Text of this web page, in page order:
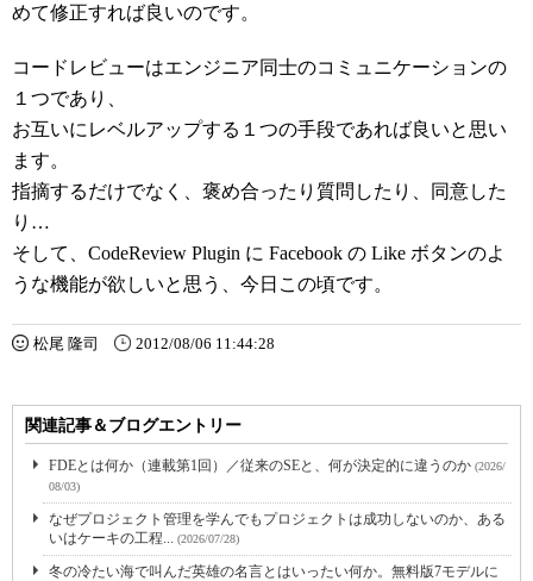
めて修正すれば良いのです。
コードレビューはエンジニア同士のコミュニケーションの
１つであり、
お互いにレベルアップする１つの手段であれば良いと思い
ます。
指摘するだけでなく、褒め合ったり質問したり、同意した
り…
そして、CodeReview Plugin に Facebook の Like ボタンのよ
うな機能が欲しいと思う、今日この頃です。
松尾 隆司 2012/08/06 11:44:28
関連記事＆ブログエントリー
FDEとは何か（連載第1回）／従来のSEと、何が決定的に違うのか (2026/
08/03)
なぜプロジェクト管理を学んでもプロジェクトは成功しないのか、ある
いはケーキの工程... (2026/07/28)
冬の冷たい海で叫んだ英雄の名言とはいったい何か。無料版7モデルに